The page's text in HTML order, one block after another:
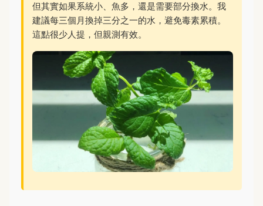
但其實如果系統小、魚多，還是需要部分換水。我
建議每三個月換掉三分之一的水，避免毒素累積。
這點很少人提，但親測有效。